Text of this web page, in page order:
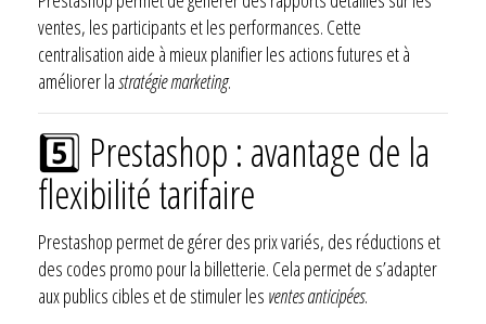
ventes, les participants et les performances. Cette
centralisation aide à mieux planifier les actions futures et à
améliorer lastratégie marketing.
5️⃣ Prestashop : avantage de la
flexibilité tarifaire
Prestashop permet de gérer des prix variés, des réductions et
des codes promo pour la billetterie. Cela permet de s’adapter
aux publics cibles et de stimuler les ventes anticipées.